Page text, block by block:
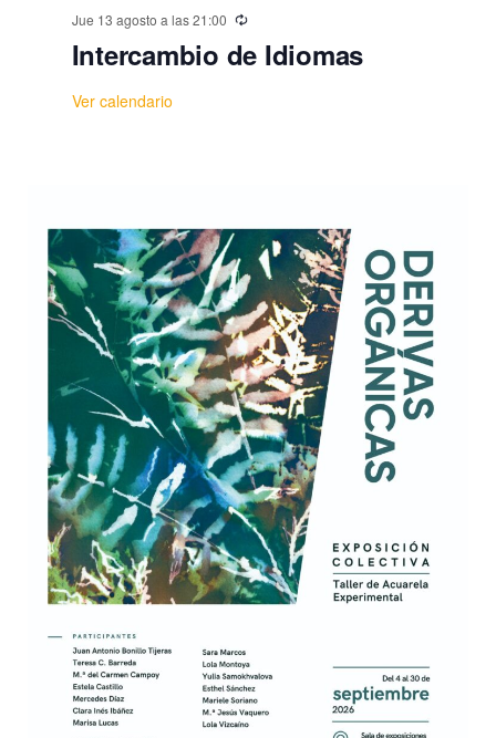
Jue 13 agosto a las 21:00
Intercambio de Idiomas
Ver calendario